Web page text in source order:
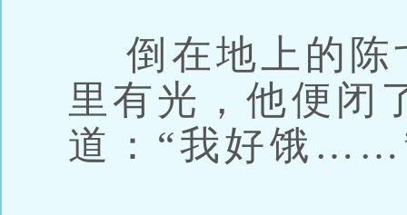
倒在地上的陈
里有光，他便闭
道：“我好饿